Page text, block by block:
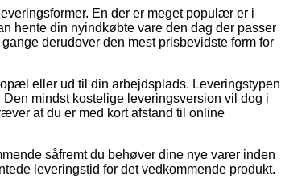
En der er meget populær er i
hente din nyindkøbte vare den dag der passer
derudover den mest prisbevidste form for
eller ud til din arbejdsplads. Leveringstypen
mindst kostelige leveringsversion vil dog i
at du er med kort afstand til online
såfremt du behøver dine nye varer inden
leveringstid for det vedkommende produkt.